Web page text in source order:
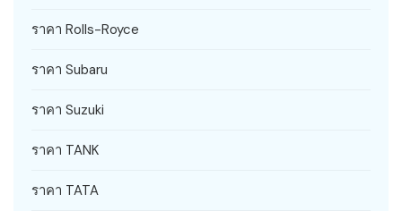
ราคา Rolls-Royce
ราคา Subaru
ราคา Suzuki
ราคา TANK
ราคา TATA